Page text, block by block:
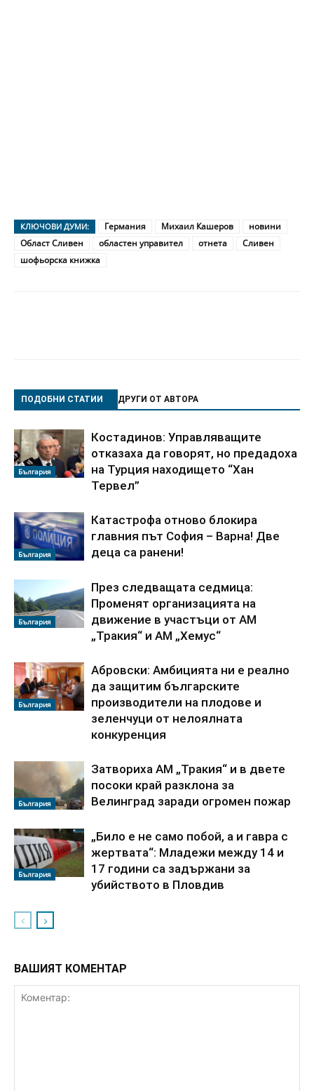
КЛЮЧОВИ ДУМИ: Германия Михаил Кашеров
новини
Област Сливен
областен управител отнета
Сливен
шофьорска книжка
ПОДОБНИ СТАТИИ ДРУГИ ОТ АВТОРА
България
Костадинов: Управляващите
отказаха да говорят, но предадоха
на Турция находището “Хан
Тервел”
България
Катастрофа отново блокира
главния път София – Варна! Две
деца са ранени!
България
През следващата седмица:
Променят организацията на
движение в участъци от АМ
„Тракия“ и АМ „Хемус“
България
Абровски: Амбицията ни е реално
да защитим българските
производители на плодове и
зеленчуци от нелоялната
конкуренция
България
Затвориха АМ „Тракия“ и в двете
посоки край разклона за
Велинград заради огромен пожар
България
„Било е не само побой, а и гавра с
жертвата“: Младежи между 14 и
17 години са задържани за
убийството в Пловдив
ВАШИЯТ КОМЕНТАР